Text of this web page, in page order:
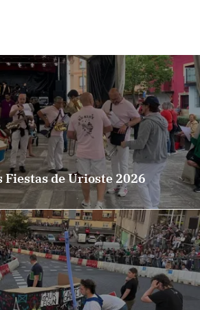
Fiestas de Urioste 2026